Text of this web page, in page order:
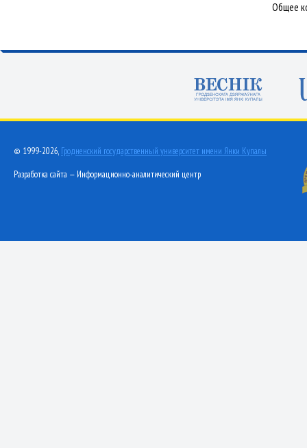
Общее
© 1999-2026, Гродненский государственный университет имени Янки Купалы
Разработка сайта — Информационно-аналитический центр